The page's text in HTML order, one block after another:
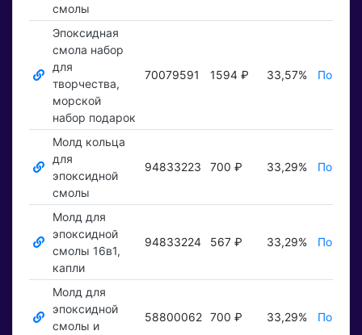
смолы
Эпоксидная
смола набор
для
творчества,
морской
набор подарок
70079591 1594 ₽ 33,57%
Молд кольца
для
эпоксидной
смолы
94833223 700 ₽ 33,29%
Молд для
эпоксидной
смолы 16в1,
капли
94833224 567 ₽ 33,29%
Молд для
эпоксидной
смолы и
58800062 700 ₽ 33,29%